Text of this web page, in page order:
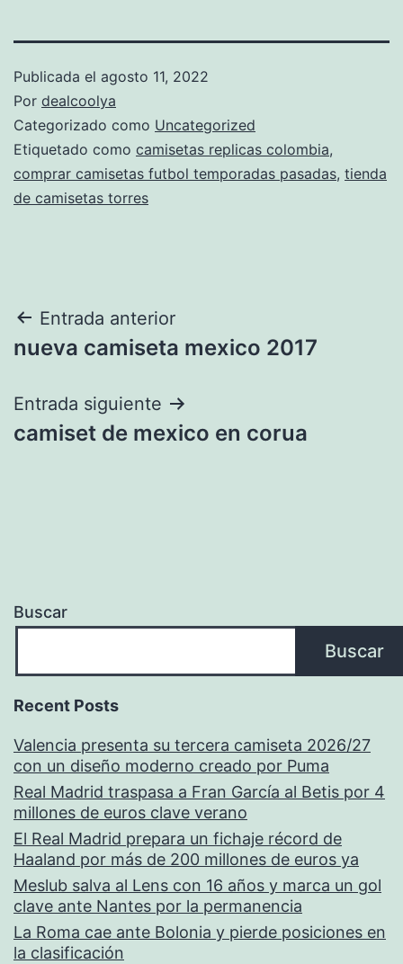
Publicada el agosto 11, 2022
Por dealcoolya
Categorizado como Uncategorized
Etiquetado como camisetas replicas colombia,
comprar camisetas futbol temporadas pasadas, tienda
de camisetas torres
Navegación
de
entradas
Entrada anterior
nueva camiseta mexico 2017
Entrada siguiente
camiset de mexico en corua
Buscar
Buscar
Recent Posts
Valencia presenta su tercera camiseta 2026/27
con un diseño moderno creado por Puma
Real Madrid traspasa a Fran García al Betis por 4
millones de euros clave verano
El Real Madrid prepara un fichaje récord de
Haaland por más de 200 millones de euros ya
Meslub salva al Lens con 16 años y marca un gol
clave ante Nantes por la permanencia
La Roma cae ante Bolonia y pierde posiciones en
la clasificación